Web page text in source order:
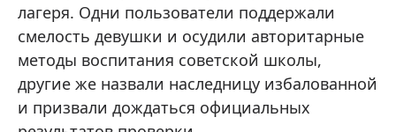
лагеря. Одни пользователи поддержали
смелость девушки и осудили авторитарные
методы воспитания советской школы,
другие же назвали наследницу избалованной
и призвали дождаться официальных